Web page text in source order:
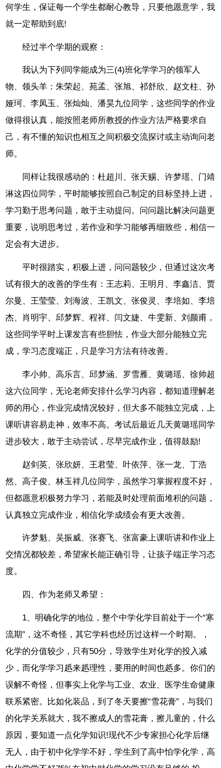
何学生，保证每一个学生都耐心教导，只要他愿意学，我
就一定帮助到底!
经过半个学期的观察：
我认为下列同学能成为三(4)班化学学习的领军人
物、领头羊：朱荣起、苑孟、张旭、祁舒欣、赵文柱、孙
娅珂、李凤玉、张灿灿、潘昊九位同学，这些同学的作业
做得很认真，能按照老师所教授的作业方法严格要求自
己，有不懂的知识也相互之间积极交流探讨或主动询问老
师。
同样让我很感动的：杜超川、张天赐、许梦瑶、门靖
淋这四位同学，平时能够按照自己制定的目标坚持上进，
学习勤于思考问题，敢于主动提问。问问题比解决问题更
重要，说明思考过，若作业和学习能够再细致些，相信一
定会有大进步。
平时很踏实，积极上进，问问题较少，但通过这次考
试有很大的改善的学生有：王志莉、王明月、李鑫洁、贾
尔曼 、王莹莹、刘海波、王凯文、张俊灵、李培如、李培
杰、肖明宇、邱梦辉、程祥、闫文婕、牛雯新、刘颜甫，
这些同学平时上课发言有些胆怯，作业大部分能独立完
成，学习态度端正，只是学习方法有待改善。
李小帅、高乐言、邱梦涵、罗雪雁、黄璐瑶、徐帅超
这六位同学，无论老师安排什么学习内容，都知道理解老
师的用心，作业完成情况较好，但大多不能独立完成，上
课听讲容易走神，效率不高。考试后最近几天黄璐瑶同学
进步较大，敢于主动尝试，尽早完成作业，值得鼓励!
赵剑英、张欣妍、王君莹、叶依萍、张一龙、丁浩
然、高子俊、林玉祥几位同学，虽然学习掌握程度不好，
但都愿意积极努力学习，若能及时处理前面堆积的问题，
认真独立完成作业，相信化学成绩会有更大改善。
许梦魁、吴振威、张赛飞、张富豪上课听讲和作业上
交情况都较差，希望家长能正确引导，让孩子端正学习态
度。
四、作为老师又希望：
1、明确化学的地位，整个中学化学目前处于一个“寒
流期”，这不奇怪，其它学科也经历过这样一个时期。，
化学的分值较少，只有50分，导致学生对化学的投入减
少，而化学学习赿来赿理性，要用的时间也赿多。你们的
误解不奇怪，但事实上化学与工业、农业、医学生命健康
联系紧密。比如化装品，到了冬天要擦“雪花膏”，与我们
的化学关系就大，我不擦成人的雪花膏，擦儿童的，什么
原因，要知道一点化学知识!现代不少专家担心化学后继
无人，由于初中化学学不好，学生到了高中怕学化学，高